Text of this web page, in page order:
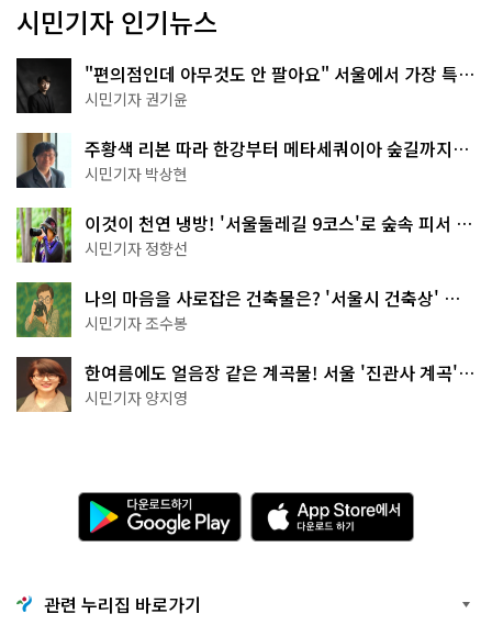
시민기자 인기뉴스
"편의점인데 아무것도 안 팔아요" 서울에서 가장 특별
한 편의점의 정체
시민기자 권기윤
주황색 리본 따라 한강부터 메타세쿼이아 숲길까지…
서울둘레길 15코스
시민기자 박상현
이것이 천연 냉방! '서울둘레길 9코스'로 숲속 피서 떠
나볼까
시민기자 정향선
나의 마음을 사로잡은 건축물은? '서울시 건축상' 수
상작 공개!
시민기자 조수봉
한여름에도 얼음장 같은 계곡물! 서울 '진관사 계곡'이
천국이네~
시민기자 양지영
다
운
로
기
G
A
p
p
관련 누리집 바로가기